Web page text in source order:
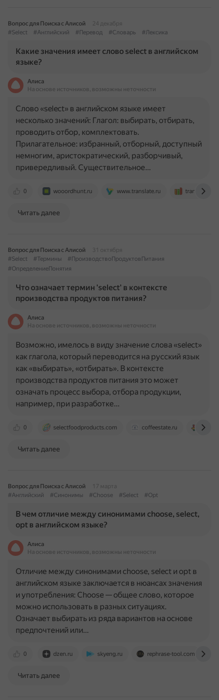
Вопрос для Поиска с Алисой
24 декабря
#Select
#Английский #Перевод #Словарь #Лексика
Какие значения имеет слово select в английском
языке?
Алиса
На основе источников, возможны неточности
0 wooordhunt.ru www.translate.ru
Слово «select» в английском языке имеет
несколько значений: Глагол: выбирать, отбирать,
проводить отбор, комплектовать.
Прилагательное: избранный, отборный, доступный
немногим, аристократический, разборчивый,
привередливый. Существительное…
Читать далее
Вопрос для Поиска с Алисой
31 октября
#Select
#Термины
#ПроизводствоПродуктовПитания
#ОпределениеПонятия
Что означает термин 'select' в контексте
производства продуктов питания?
Алиса
На основе источников, возможны неточности
0 selectfoodproducts.com coffeestate.ru
Возможно, имелось в виду значение слова «select»
как глагола, который переводится на русский язык
как «выбирать», «отбирать». В контексте
производства продуктов питания это может
означать процесс выбора, отбора продукции,
например, при разработке…
Читать далее
Вопрос для Поиска с Алисой
17 марта
#Английский
#Синонимы #Choose #Select #Opt
В чем отличие между синонимами choose, select,
opt в английском языке?
Алиса
На основе источников, возможны неточности
0 dzen.ru skyeng.ru rephrase-tool.com
Отличие между синонимами choose, select и opt в
английском языке заключается в нюансах значения
и употребления: Choose — общее слово, которое
можно использовать в разных ситуациях.
Означает выбирать из ряда вариантов на основе
предпочтений или…
Читать далее